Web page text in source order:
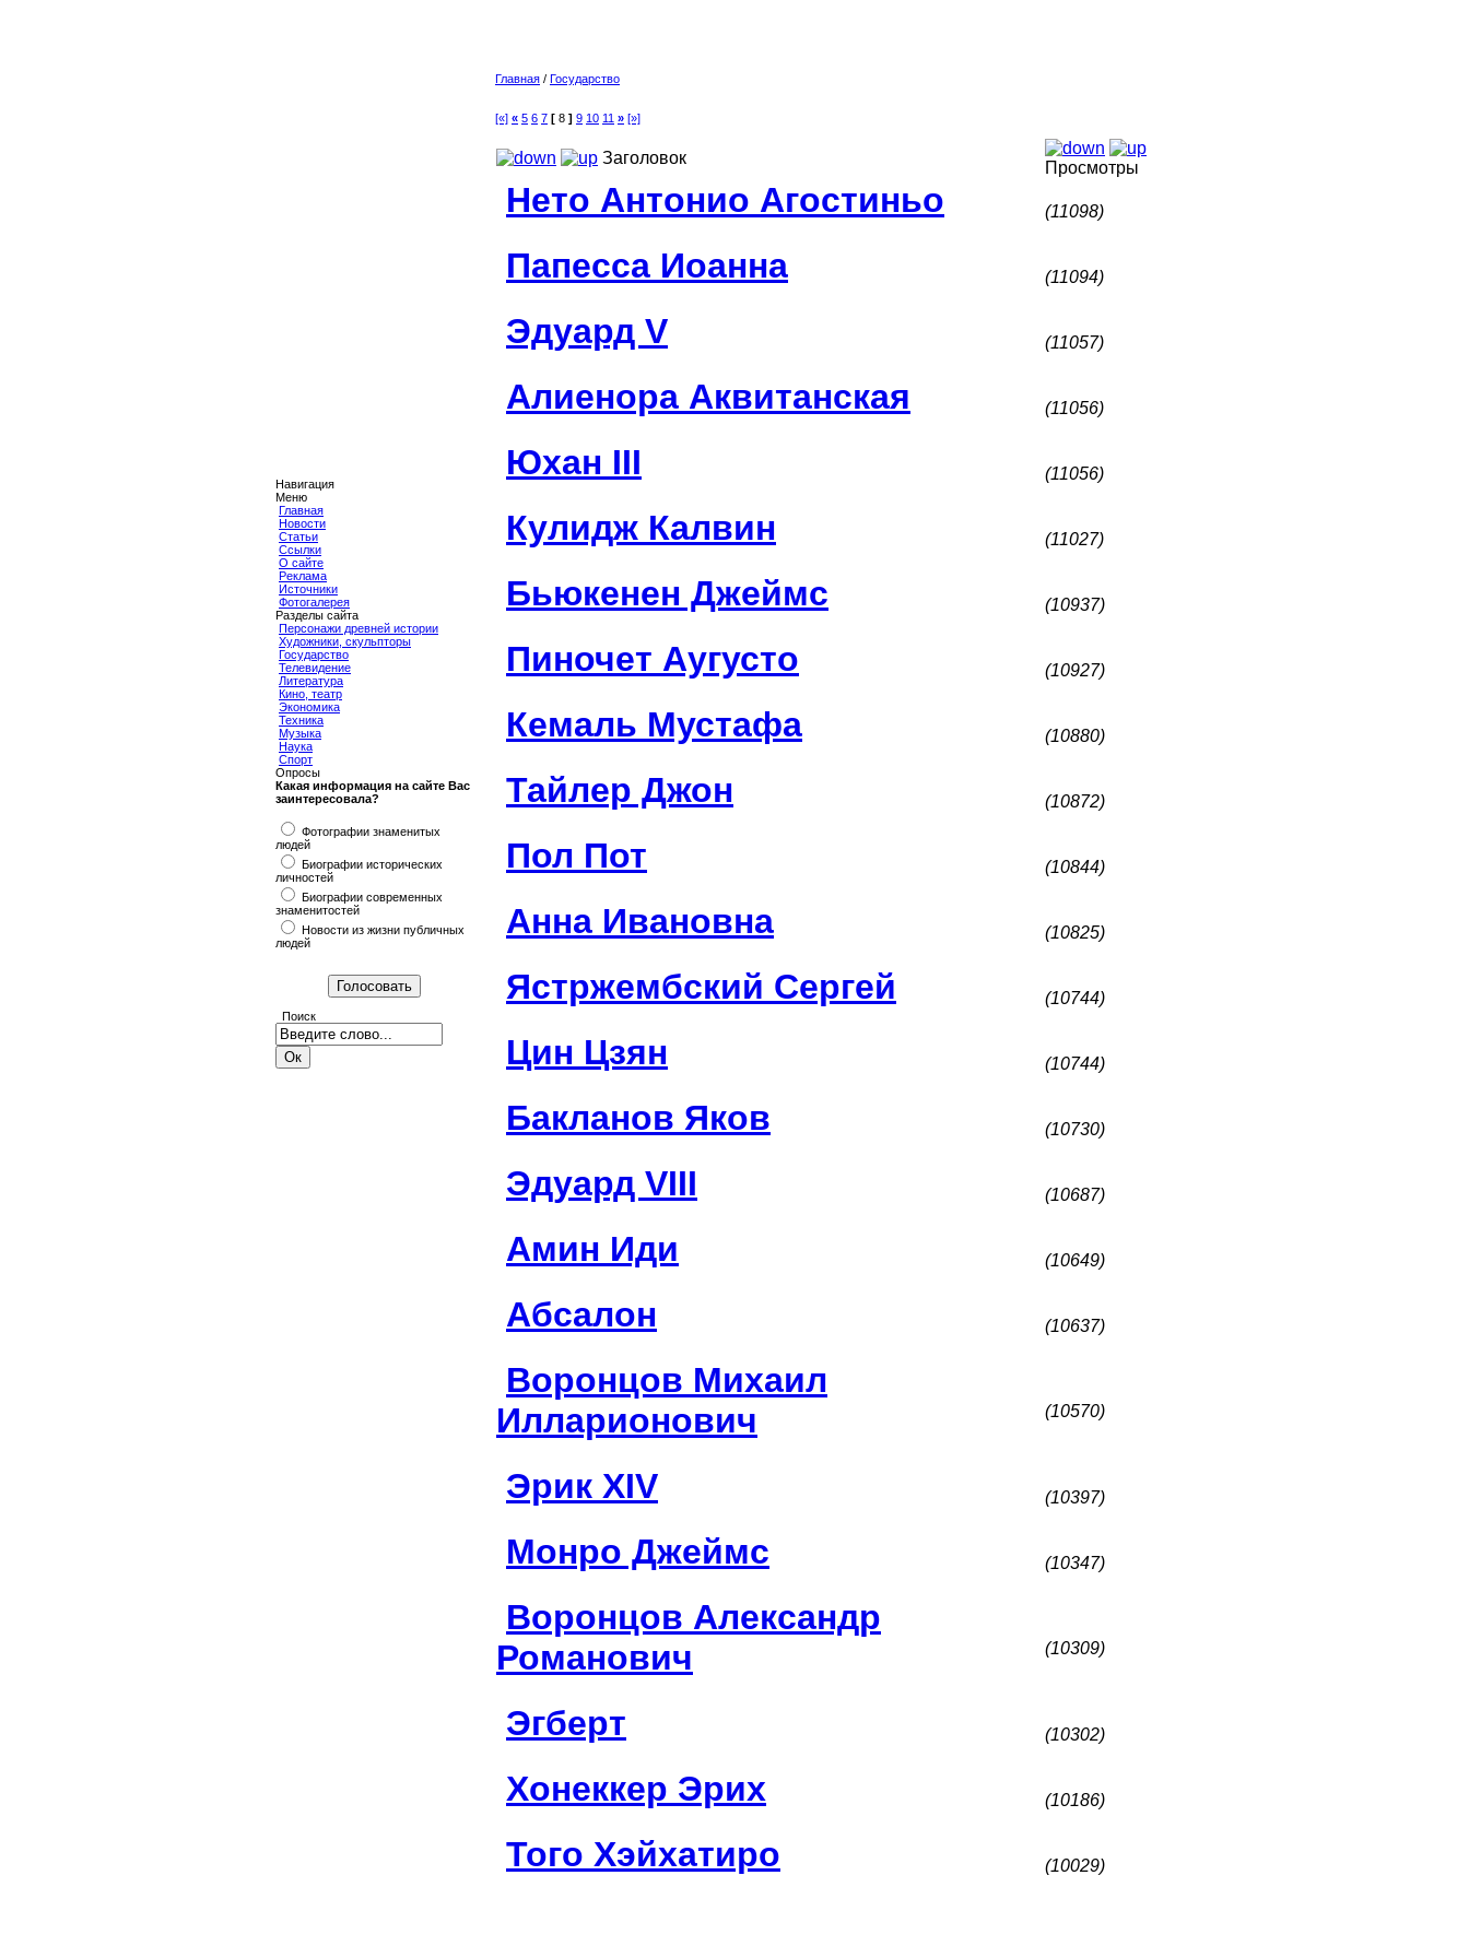
Навигация
Меню
Главная
Новости
Статьи
Ссылки
О сайте
Реклама
Источники
Фотогалерея
Разделы сайта
Персонажи древней истории
Художники, скульпторы
Государство
Телевидение
Литература
Кино, театр
Экономика
Техника
Музыка
Наука
Спорт
Опросы
Какая информация на сайте Вас
заинтересовала?
Фотографии знаменитых
людей
Биографии исторических
личностей
Биографии современных
знаменитостей
Новости из жизни публичных
людей
Поиск
Главная / Государство
[«] « 5 6 7 [ 8 ] 9 10 11 » [»]
Заголовок
Просмотры
Нето Антонио Агостиньо (11098)
Папесса Иоанна (11094)
Эдуард V (11057)
Алиенора Аквитанская (11056)
Юхан III (11056)
Кулидж Калвин (11027)
Бьюкенен Джеймс (10937)
Пиночет Аугусто (10927)
Кемаль Мустафа (10880)
Тайлер Джон (10872)
Пол Пот (10844)
Анна Ивановна (10825)
Ястржембский Сергей (10744)
Цин Цзян (10744)
Бакланов Яков (10730)
Эдуард VIII (10687)
Амин Иди (10649)
Абсалон (10637)
Воронцов Михаил
Илларионович
(10570)
Эрик XIV (10397)
Монро Джеймс (10347)
Воронцов Александр
Романович
(10309)
Эгберт (10302)
Хонеккер Эрих (10186)
Того Хэйхатиро (10029)